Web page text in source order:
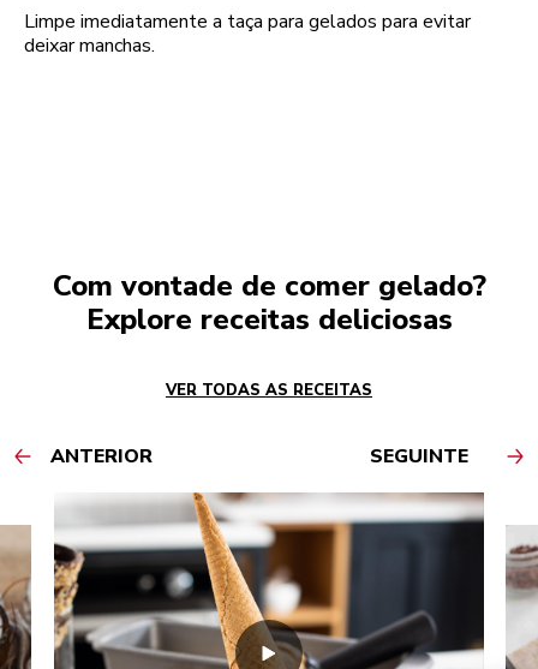
Limpe imediatamente a taça para gelados para evitar
deixar manchas.
Com vontade de comer gelado?
Explore receitas deliciosas
VER TODAS AS RECEITAS
ANTERIOR SEGUINTE